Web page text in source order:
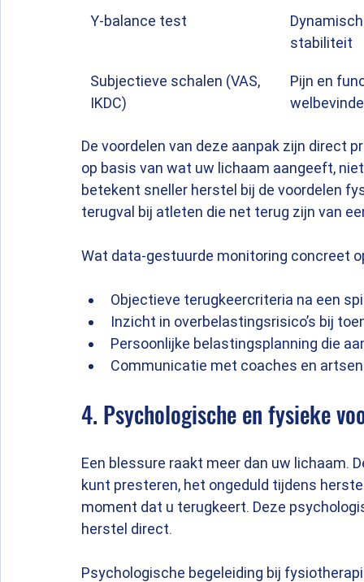
Y-balance test
stabiliteit
Subjectieve schalen (VAS,
IKDC)
Pijn en
De voordelen van deze aanpak zijn direct
op basis van wat uw lichaam aangeeft,
betekent sneller herstel bij de voordelen
terugval bij atleten die net terug zijn van
Wat data-gestuurde monitoring concreet
Objectieve terugkeercriteria na een
Inzicht in overbelastingsrisico’s bij
Persoonlijke belastingsplanning die
Communicatie met coaches en
4. Psychologische en fysieke
Een blessure raakt meer dan uw lichaam.
kunt presteren, het ongeduld tijdens
moment dat u terugkeert. Deze
herstel direct.
Psychologische begeleiding bij